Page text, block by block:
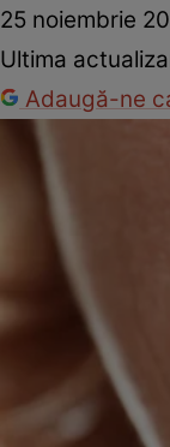
25 noiembrie
Ultima
Adaugă-ne